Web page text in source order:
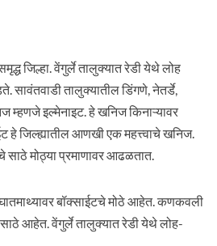
जिल्हा. वेंगुर्ले तालुक्यात रेडी येथे लोह
सावंतवाडी तालुक्यातील डिंगणे, नेतर्डे,
इल्मेनाइट. हे खनिज किनाऱ्यावर
जिल्ह्यातील आणखी एक महत्त्वाचे खनिज.
मोठ्या प्रमाणावर आढळतात.
बॉक्साईटचे मोठे आहेत. कणकवली
आहेत. वेंगुर्ले तालुक्यात रेडी येथे लोह-